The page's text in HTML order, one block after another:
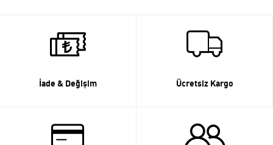
İade & Değişim Ücretsiz Kargo